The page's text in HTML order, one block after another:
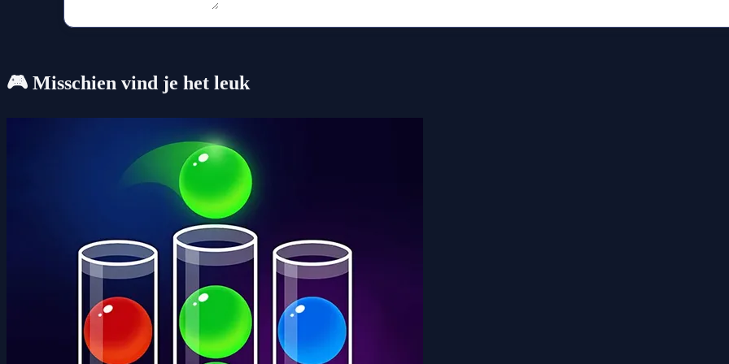
🎮 Misschien vind je het leuk